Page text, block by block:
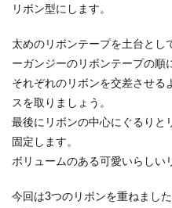
リボン型にします。
太めのリボンテープを土台とし
ーガンジーのリボンテープの順
それぞれのリボンを交差させる
スを取りましょう。
最後にリボンの中心にぐるりと
固定します。
ボリュームのある可愛いらしい
今回は3つのリボンを重ねまし